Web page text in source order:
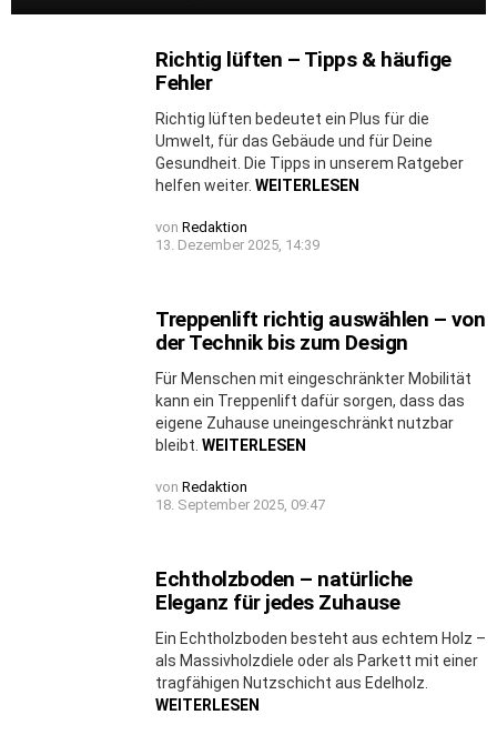
Richtig lüften – Tipps & häufige
Fehler
Richtig lüften bedeutet ein Plus für die
Umwelt, für das Gebäude und für Deine
Gesundheit. Die Tipps in unserem Ratgeber
helfen weiter. WEITERLESEN
von Redaktion
13. Dezember 2025, 14:39
Treppenlift richtig auswählen – von
der Technik bis zum Design
Für Menschen mit eingeschränkter Mobilität
kann ein Treppenlift dafür sorgen, dass das
eigene Zuhause uneingeschränkt nutzbar
bleibt. WEITERLESEN
von Redaktion
18. September 2025, 09:47
Echtholzboden – natürliche
Eleganz für jedes Zuhause
Ein Echtholzboden besteht aus echtem Holz –
als Massivholzdiele oder als Parkett mit einer
tragfähigen Nutzschicht aus Edelholz.
WEITERLESEN